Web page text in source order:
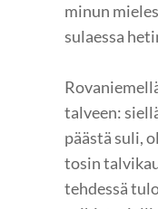
minun
sulaessa
talveen:
päästä suli,
tosin
tehdessä